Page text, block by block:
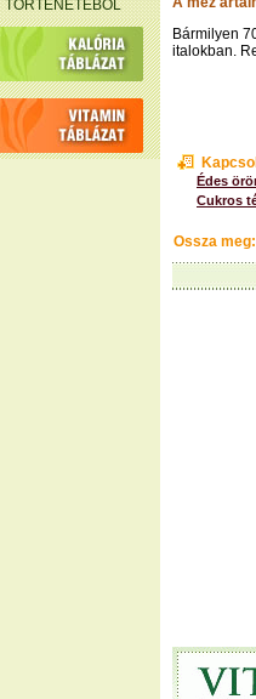
TÖRTÉNETÉBŐL
Bármilyen
italokban.
Édes
Cukros
Ossza meg: